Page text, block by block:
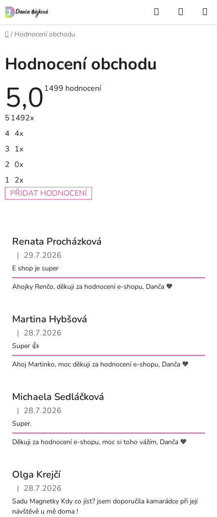
Přejít
na
obsah
Hledat
KOŠÍK
Domů
/ Hodnocení obchodu
Hodnocení obchodu
5,0 Průměrné
1499 hodnocení
5 1492x
4 4x
3 1x
2 0x
1 2x
PŘIDAT HODNOCENÍ
Renata Procházková
Hodnocení obchodu je 5 z 5 hvězdiček.
| 29.7.2026
E shop je super
Ahojky Renčo, děkuji za hodnocení e-shopu, Danča 🧡
Martina Hybšová
Hodnocení obchodu je 5 z 5 hvězdiček.
| 28.7.2026
Super 👍
Ahoj Martinko, moc děkuji za hodnocení e-shopu, Danča 🧡
Michaela Sedláčková
Hodnocení obchodu je 5 z 5 hvězdiček.
| 28.7.2026
Super.
Děkuji za hodnocení e-shopu, moc si toho vážím, Danča 🧡
Olga Krejčí
Hodnocení obchodu je 5 z 5 hvězdiček.
| 28.7.2026
Sadu Magnetky Kdy co jíst? jsem doporučila kamarádce při její
návštěvě u mě doma !